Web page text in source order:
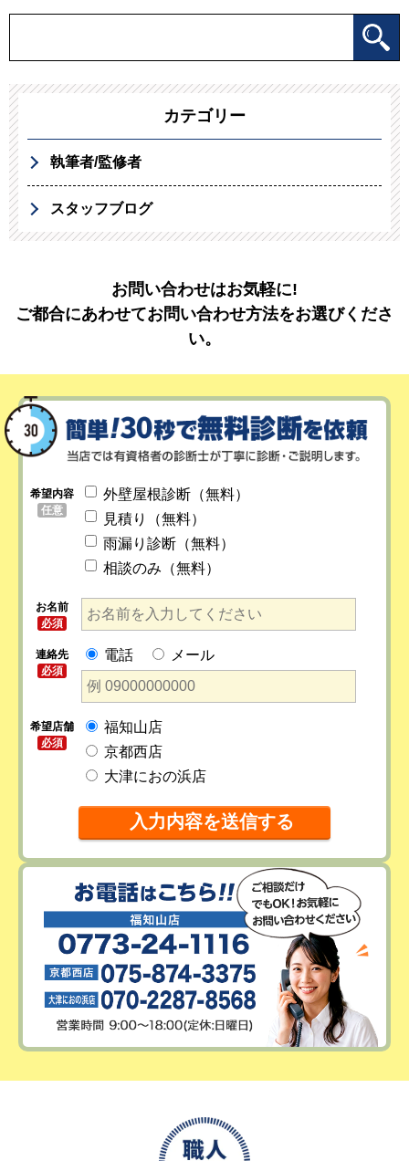
カテゴリー
執筆者/監修者
スタッフブログ
お問い合わせはお気軽に!
ご都合にあわせてお問い合わせ方法をお選びくださ
い。
希望内容
任意
外壁屋根診断（無料）
見積り（無料）
雨漏り診断（無料）
相談のみ（無料）
お名前
必須
連絡先
必須
電話 メール
希望店舗
必須
福知山店
京都西店
大津におの浜店